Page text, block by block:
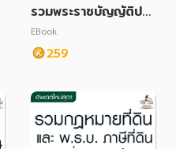
รวมพระราชบัญญัติประ
กอบรัฐธรรมนูญสำหรับ
การเลือกตั้ง พุทธศักรา
ช 2561 พร้อมหัวข้อเรื่
รณ์
EBook
259